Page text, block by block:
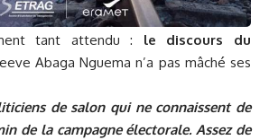
tant attendu : le discours du
Abaga Nguema n’a pas mâché ses
de salon qui ne connaissent de
de la campagne électorale. Assez de